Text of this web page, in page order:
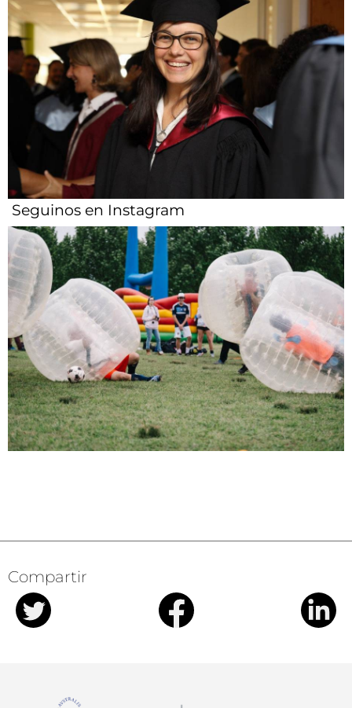
Seguinos en Instagram
Compartir